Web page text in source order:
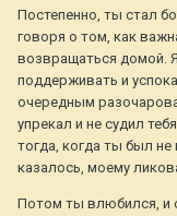
Постепенно, ты стал
говоря о том, как
возвращаться домой.
поддерживать и
очередным
упрекал и не судил
тогда, когда ты был
казалось, моему
Потом ты влюбился, и